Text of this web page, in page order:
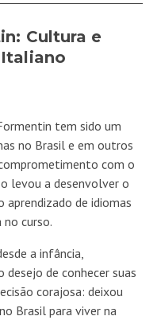
Cultura e
tem sido um
no Brasil e em outros
com o
levou a desenvolver o
de idiomas
curso.
a infância,
de conhecer suas
corajosa: deixou
Brasil para viver na